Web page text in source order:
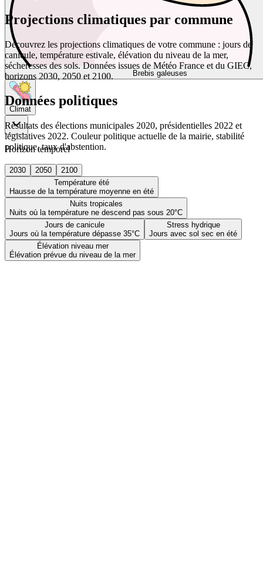
Brebis galeuses
Climat
Horizon temporel
2030 2050
2100
Température été
Hausse de la température moyenne en été
Nuits tropicales
Nuits où la température ne descend pas sous 20°C
Jours de canicule
Jours où la température dépasse 35°C
Stress hydrique
Jours avec sol sec en été
Élévation niveau mer
Élévation prévue du niveau de la mer
Projections climatiques par commune
Découvrez les projections climatiques de votre commune : jours de
canicule, température estivale, élévation du niveau de la mer,
sécheresses des sols. Données issues de Météo France et du GIEC,
horizons 2030, 2050 et 2100.
Données politiques
Résultats des élections municipales 2020, présidentielles 2022 et
législatives 2022. Couleur politique actuelle de la mairie, stabilité
politique, taux d'abstention.